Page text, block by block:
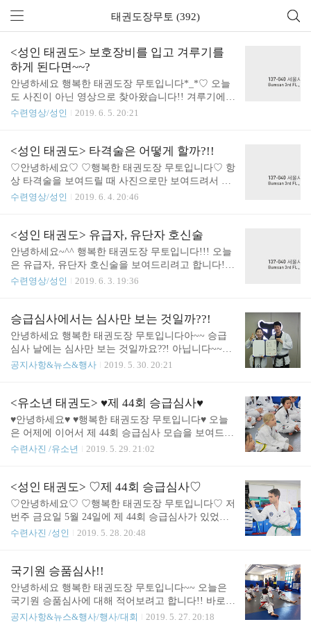
태권도장무토 (392)
<성인 태권도> 보호장비를 입고 겨루기를
하게 된다면~~?
안녕하세요 행복한 태권도장 무토입니다*_*♡ 오늘
도 사진이 아닌 영상으로 찾아왔습니다!! 겨루기에
관한 영상을 보여드리려고 하는데요~ 보호장비를 완
수련영상/성인 2019. 6. 5. 20:21
<성인 태권도> 타격술은 어떻게 할까?!!
♡안녕하세요♡ ♡행복한 태권도장 무토입니다♡ 항
상 타격술을 보여드릴 때 사진으로만 보여드려서 어
떻게 하는지 감이 안오시는 분들이 많으신데요~ 그
집니다^^♡
수련영상/성인 2019. 6. 4. 20:46
<성인 태권도> 유급자, 유단자 호신술
안녕하세요~^^ 행복한 태권도장 무토입니다!!! 오늘
은 유급자, 유단자 호신술을 보여드리려고 합니다!!
△유급자 호신술△ △유단자 호신술△
수련영상/성인 2019. 6. 3. 19:36
승급심사에서는 심사만 보는 것일까??!
안녕하세요 행복한 태권도장 무토입니다아~~ 승급
심사 날에는 심사만 보는 것일까요??! 아닙니다~~^^
국기원 심사에 합격한 수련생들에게 단증을 전달해
단증을 받는 수련생 모두 기분이 좋아보이지 않나요
~??!! 저는 이 모습을 볼 때마다 정말 기분이 좋습니
다♡ 다음 심사에는 더 많은 수련생들이 이 기쁨을
공지사항&뉴스&행사 2019. 5. 30. 20:21
<유소년 태권도> ♥제 44회 승급심사♥
♥안녕하세요♥ ♥행복한 태권도장 무토입니다♥ 오늘
은 어제에 이어서 제 44회 승급심사 모습을 보여드릴
건데요~ 성인, 청소년 수련생들의 모습이 아닌 유소
▲품새▲ ▲실전기▲ ▲호신술▲ ▲겨루기▲ 그 외
에도 타격술과 격파가 있었습니다^^ ♥마무리는 해맑
은 우리 수련생들의 모습입니다♥
수련사진 /유소년 2019. 5. 29. 21:02
<성인 태권도> ♡제 44회 승급심사♡
♡안녕하세요♡ ♡행복한 태권도장 무토입니다♡ 저
번주 금요일 5월 24일에 제 44회 승급심사가 있었
죠!! 청소년, 성인 합동 심사가 있었습니다!!! △품새
요즘 점점 날씨가 더워지고 있죠~! 그래서인지 평소
보다 도장에서 운동할 때 더 땀을 흘리게 됩니다!! 앞
으로 2달 후 7월에 다음 심사가 있을 예정인데요~!!
수련사진 /성인 2019. 5. 28. 20:48
국기원 승품심사!!
안녕하세요 행복한 태권도장 무토입니다~~ 오늘은
국기원 승품심사에 대해 적어보려고 합니다!! 바로
어제!! 5월 26일에 잠실 학생 체육관에서 국기원 승
공지사항&뉴스&행사/행사/대회 2019. 5. 27. 20:18